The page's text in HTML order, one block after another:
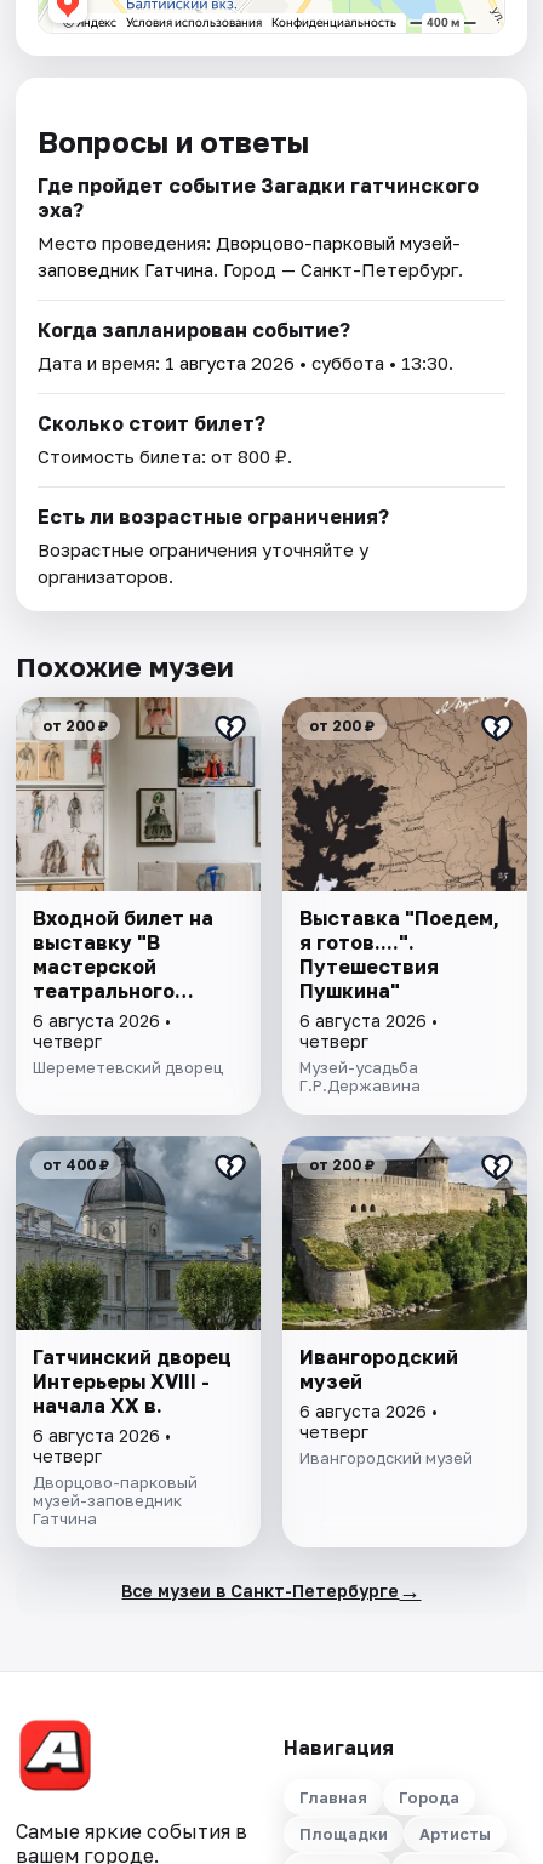
Вопросы и ответы
Где пройдет событие Загадки гатчинского
эха?
Место проведения: Дворцово-парковый музей-
заповедник Гатчина. Город — Санкт-Петербург.
Когда запланирован событие?
Дата и время: 1 августа 2026 • суббота • 13:30.
Сколько стоит билет?
Стоимость билета: от 800 ₽.
Есть ли возрастные ограничения?
Возрастные ограничения уточняйте у
организаторов.
Похожие музеи
от 200 ₽
Входной билет на
выставку "В
мастерской
театрального
художника"
6 августа 2026 •
четверг
Шереметевский дворец
от 200 ₽
Выставка "Поедем,
я готов....".
Путешествия
Пушкина"
6 августа 2026 •
четверг
Музей-усадьба
Г.Р.Державина
от 400 ₽
Гатчинский дворец
Интерьеры ХVIII -
начала ХХ в.
6 августа 2026 •
четверг
Дворцово-парковый
музей-заповедник
Гатчина
от 200 ₽
Ивангородский
музей
6 августа 2026 •
четверг
Ивангородский музей
Все музеи в Санкт-Петербурге →
Самые яркие события в
вашем городе.
Навигация
Главная
Города
Площадки
Артисты